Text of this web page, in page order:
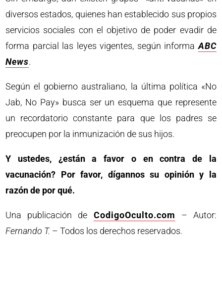
diversos estados, quienes han establecido sus propios
servicios sociales con el objetivo de poder evadir de
forma parcial las leyes vigentes, según informaABC
News.
Según el gobierno australiano, la última política «No
Jab, No Pay» busca ser un esquema que represente
un recordatorio constante para que los padres se
preocupen por la inmunización de sus hijos.
Y ustedes, ¿están a favor o en contra de la
vacunación? Por favor, dígannos su opinión y la
razón de por qué.
Una publicación de CodigoOculto.com – Autor:
Fernando T. – Todos los derechos reservados.